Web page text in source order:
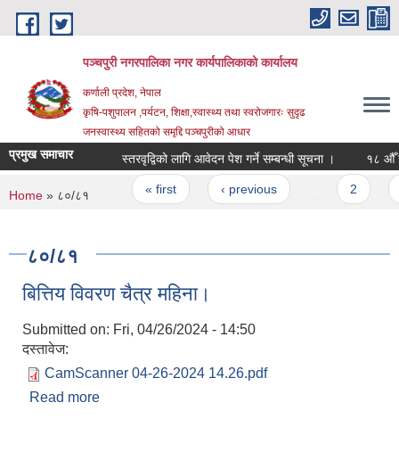
Skip to main content
पञ्चपुरी नगरपालिका नगर कार्यपालिकाको कार्यालय
कर्णाली प्रदेश, नेपाल
कृषि-पशुपालन ,पर्यटन, शिक्षा,स्वास्थ्य तथा स्वरोजगारः सुदृढ
जनस्वास्थ्य सहितको समृद्दि पञ्चपुरीको आधार
प्रमुख समाचार स्तरवृद्विको लागि आवेदन पेश गर्ने सम्बन्धी सूचना । १८ औँ
Pages
« first ‹ previous
You are here
Home » ८०/८१
८०/८१
बित्तिय विवरण चैत्र महिना।
Submitted on: Fri, 04/26/2024 - 14:50
दस्तावेज:
CamScanner 04-26-2024 14.26.pdf
Read more